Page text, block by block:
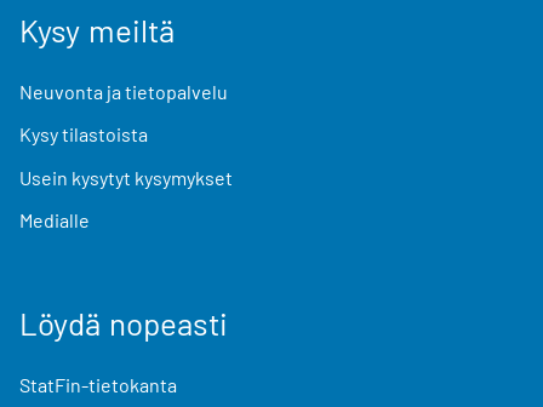
Kysy meiltä
Neuvonta ja tietopalvelu
Kysy tilastoista
Usein kysytyt kysymykset
Medialle
Löydä nopeasti
StatFin-tietokanta